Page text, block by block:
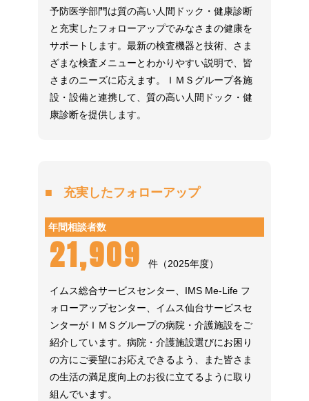
予防医学部門は質の高い人間ドック・健康診断
と充実したフォローアップでみなさまの健康を
サポートします。最新の検査機器と技術、さま
ざまな検査メニューとわかりやすい説明で、皆
さまのニーズに応えます。ＩＭＳグループ各施
設・設備と連携して、質の高い人間ドック・健
康診断を提供します。
充実したフォローアップ
年間相談者数
21,909 件（2025年度）
イムス総合サービスセンター、IMS Me-Life フ
ォローアップセンター、イムス仙台サービスセ
ンターがＩＭＳグループの病院・介護施設をご
紹介しています。病院・介護施設選びにお困り
の方にご要望にお応えできるよう、また皆さま
の生活の満足度向上のお役に立てるように取り
組んでいます。